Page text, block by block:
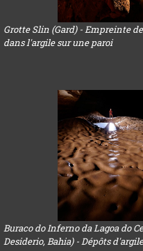
Grotte Slin (Gard) - Empreinte
dans l'argile sur une paroi
Buraco do Inferno da Lagoa do
Desiderio, Bahia) - Dépôts